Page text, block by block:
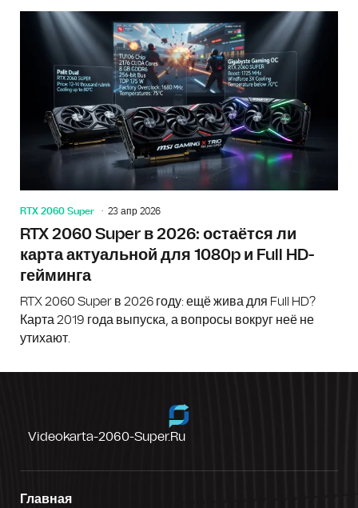
RTX 2060 Super 23 апр 2026
RTX 2060 Super в 2026: остаётся ли
карта актуальной для 1080p и Full HD-
гейминга
RTX 2060 Super в 2026 году: ещё жива для Full HD?
Карта 2019 года выпуска, а вопросы вокруг неё не
утихают.
Videokarta-2060-Super.ru
Главная